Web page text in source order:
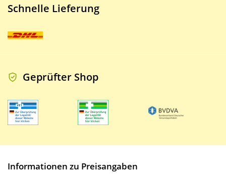
Schnelle Lieferung
Geprüfter Shop
Informationen zu Preisangaben